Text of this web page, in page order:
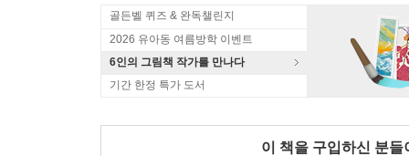
골든벨 퀴즈 & 완독챌린지
2026 유아동 여름방학 이벤트
6인의 그림책 작가를 만나다
기간 한정 특가 도서
이 책을 구입하신 분